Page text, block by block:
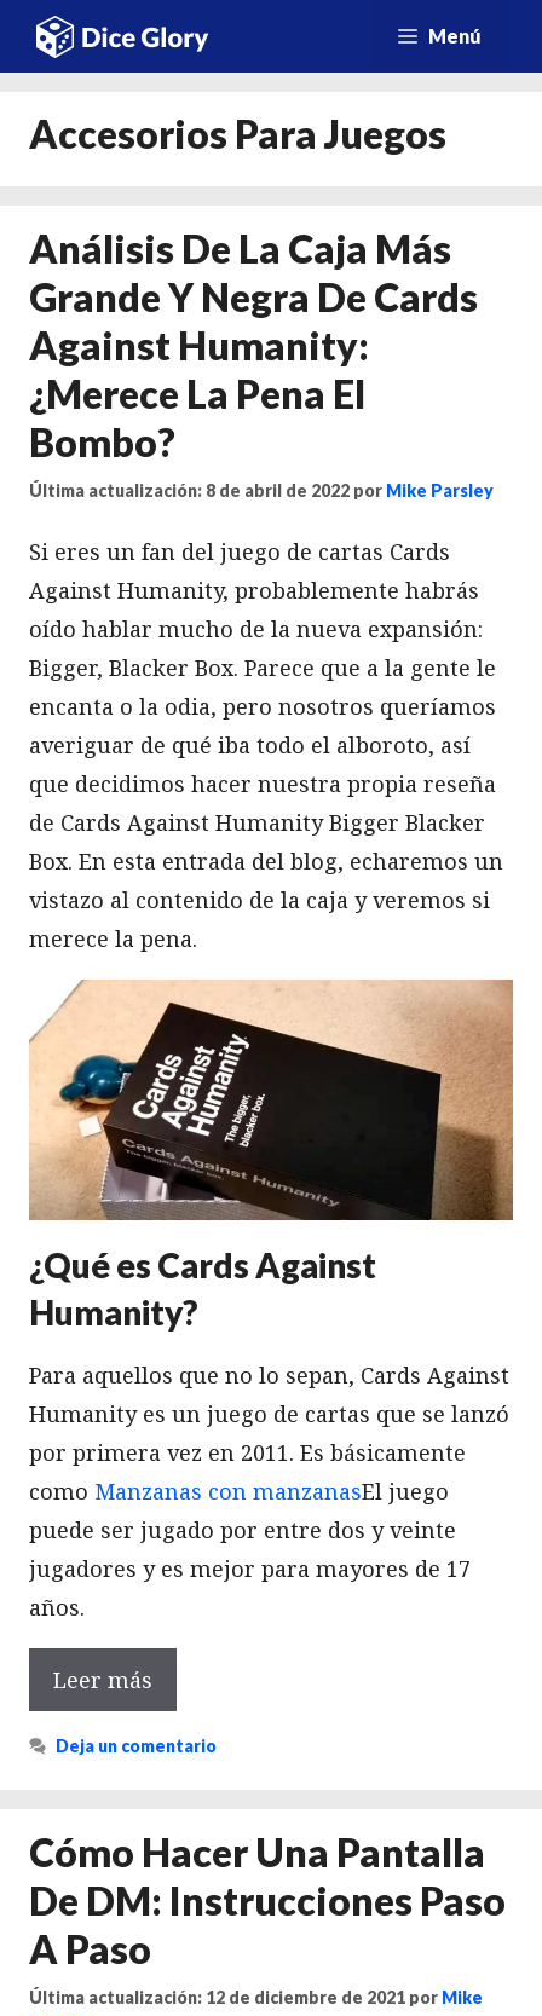
Saltar
Menú
Accesorios Para Juegos
Análisis De La Caja Más
Grande Y Negra De Cards
Against Humanity:
¿merece La Pena El
Bombo?
Última actualización: 8 de abril de 2022 por Mike Parsley
Si eres un fan del juego de cartas Cards
Against Humanity, probablemente habrás
oído hablar mucho de la nueva expansión:
Bigger, Blacker Box. Parece que a la gente le
encanta o la odia, pero nosotros queríamos
averiguar de qué iba todo el alboroto, así
que decidimos hacer nuestra propia reseña
de Cards Against Humanity Bigger Blacker
Box. En esta entrada del blog, echaremos un
vistazo al contenido de la caja y veremos si
merece la pena.
¿Qué es Cards Against
Humanity?
Para aquellos que no lo sepan, Cards Against
Humanity es un juego de cartas que se lanzó
por primera vez en 2011. Es básicamente
como Manzanas con manzanasEl juego
puede ser jugado por entre dos y veinte
jugadores y es mejor para mayores de 17
años.
Leer más
Deja un comentario
Cómo Hacer Una Pantalla
De DM: Instrucciones Paso
A Paso
Última actualización: 12 de diciembre de 2021 por Mike